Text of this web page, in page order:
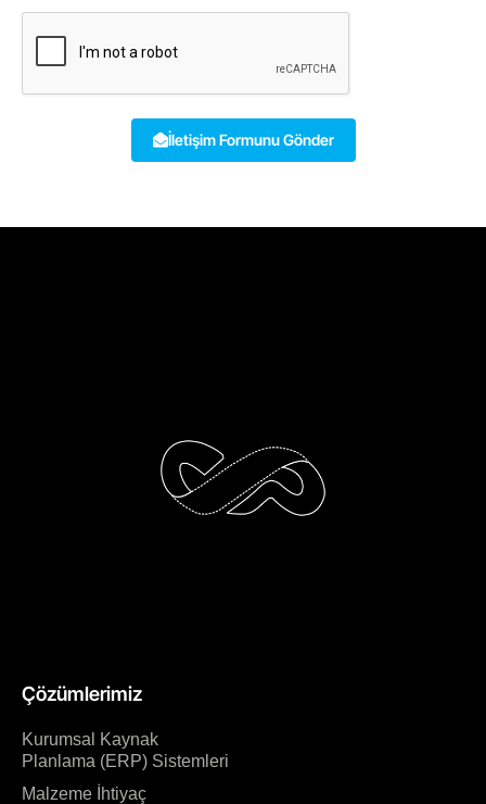
İletişim Formunu Gönder
Çözümlerimiz
Kurumsal Kaynak
Planlama (ERP) Sistemleri
Malzeme İhtiyaç